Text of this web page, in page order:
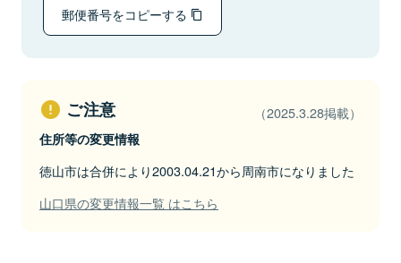
郵便番号をコピーする
ご注意 （2025.3.28掲載）
住所等の変更情報
徳山市は合併により2003.04.21から周南市になりました
山口県の変更情報一覧 はこちら